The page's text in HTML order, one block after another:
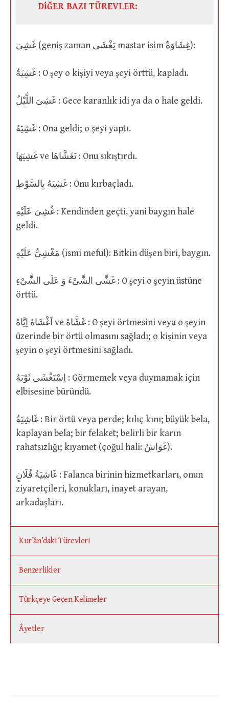
DİĞER BAZI TÜREVLER:
غَشِىَ (geniş zaman يَغْشَى mastar isim غِشَاوَةٌ):
غَشِيَةٌ : O şey o kişiyi veya şeyi örttü, kapladı.
غَشِىَ اللَّيْلُ : Gece karanlık idi ya da o hale geldi.
غَشِيَهُ : Ona geldi; o şeyi yaptı.
غَشِيَهَا ve تَغَشَّاهَا : Onu sıkıştırdı.
غَشِيَهُ بِالسَّوْطِ : Onu kırbaçladı.
غُشِىَ عَلَيْهِ : Kendinden geçti, yani baygın hale
geldi.
مَغْشِىٌّ عَلَيْهِ (ismi meful): Bitkin düşen biri, baygın.
غَشَّى الشَّىْءَ وَ عَلَى الشَّىْءِ : O şeyi o şeyin üstüne
örttü.
اَغْشَاهُ اِيَّاهُ ve غَشَّاهُ : O şeyi örtmesini veya o şeyin
üzerinde bir örtü olmasını sağladı; o kişinin veya
şeyin o şeyi örtmesini sağladı.
اِسْتَغْشَى ثَوْبَهُ : Görmemek veya duymamak için
elbisesine büründü.
غَاشِيَةٌ : Bir örtü veya perde; kılıç kını; büyük bela,
kaplayan bela; bir felaket; belirli bir karın
rahatsızlığı; kıyamet (çoğul hali: غَوَاشٌ).
غَاشِيَةُ فُلَانٍ : Falanca birinin hizmetkarları, onun
ziyaretçileri, konukları, inayet arayan,
arkadaşları.
Kur’ân’daki Türevleri
Benzerlikler
Türkçeye Geçen Kelimeler
Âyetler